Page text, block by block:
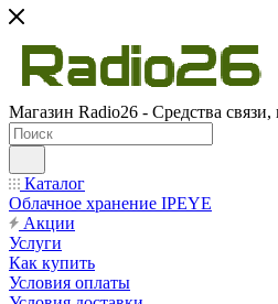
Магазин Radio26 - Средства
Каталог
Облачное хранение IPEYE
Акции
Услуги
Как купить
Условия оплаты